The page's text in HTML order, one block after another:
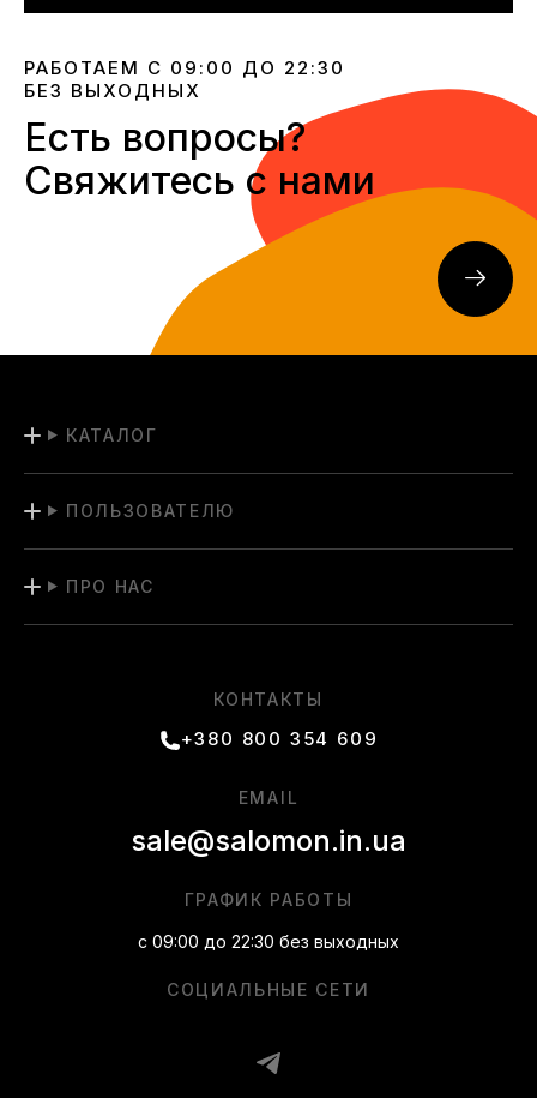
РАБОТАЕМ С 09:00 ДО 22:30
БЕЗ ВЫХОДНЫХ
Есть вопросы?
Свяжитесь с нами
КАТАЛОГ
ПОЛЬЗОВАТЕЛЮ
ПРО НАС
КОНТАКТЫ
+380 800 354 609
СОЦИАЛЬНЫЕ СЕТИ
ГРАФИК РАБОТЫ
с 09:00 до 22:30 без выходных
EMAIL
sale@salomon.in.ua